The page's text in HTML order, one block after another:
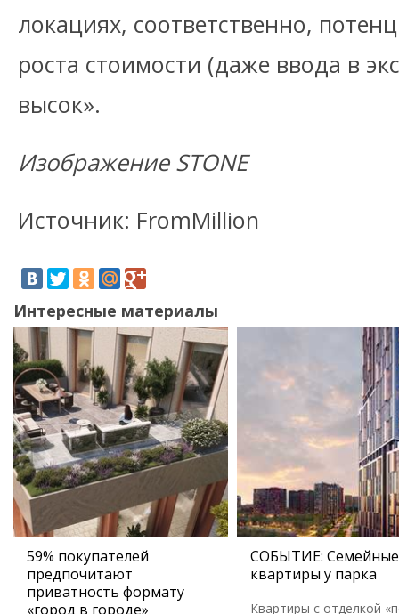
локациях, соответственно,
роста стоимости (даже ввода в
высок».
Изображение STONE
Источник: FromMillion
Интересные материалы
59% покупателей
предпочитают
приватность формату
«город в городе»
СОБЫТИЕ: Семейные
квартиры у парка
Квартиры с отделкой